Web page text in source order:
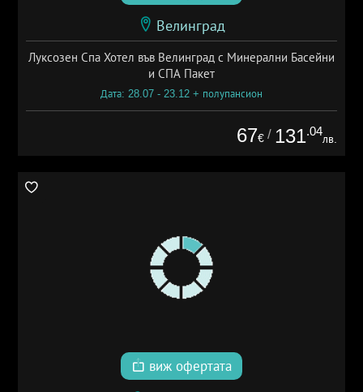
Велинград
Луксозен Спа Хотел във Велинград с Минерални Басейни
и СПА Пакет
Дата: 28.07 - 23.12 + полупансион
67€ / 131.04
лв.
виж офертата